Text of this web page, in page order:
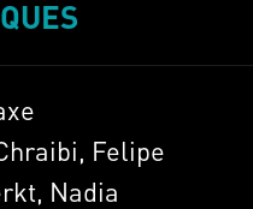
Felipe
Nadia